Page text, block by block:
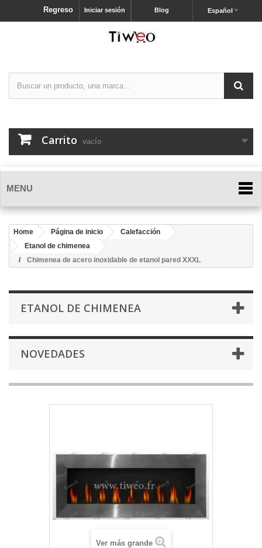
Español
Blog
Iniciar sesión
Regreso
Carrito vacío
MENU
Home Página de inicio
Calefacción
Etanol de chimenea
Chimenea de acero inoxidable de etanol pared XXXL
ETANOL DE CHIMENEA
NOVEDADES
Ver más grande